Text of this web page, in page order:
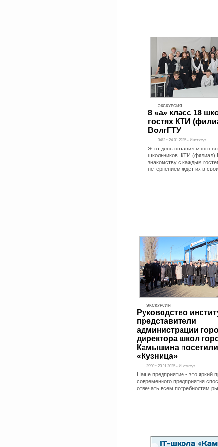
ЭКСКУРСИЯ
8 «а» класс 18
гостях КТИ
ВолгГТУ
3462 • 24.01.2025 - Институт
Этот день оставил много
школьников. КТИ (филиал)
знакомству с каждым
нетерпением ждет их в
ЭКСКУРСИЯ
Руководство
представители
администрации
директора школ
Камышина
«Кузница»
2990 • 23.01.2025 - Институт
Наше предприятие - это яркий
современного предприятия
отвечать всем потребностям